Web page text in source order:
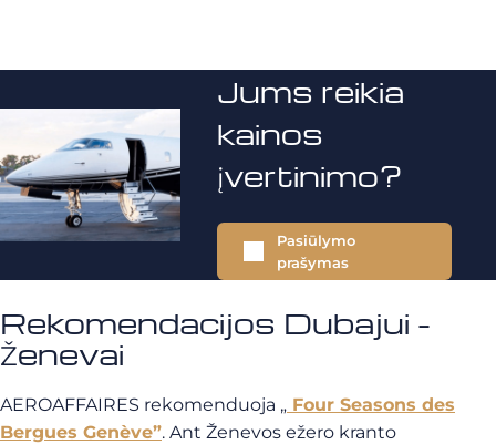
Jums reikia
kainos
įvertinimo?
Pasiūlymo
prašymas
Rekomendacijos Dubajui -
Ženevai
AEROAFFAIRES rekomenduoja „ Four Seasons des
Bergues Genève”. Ant Ženevos ežero kranto